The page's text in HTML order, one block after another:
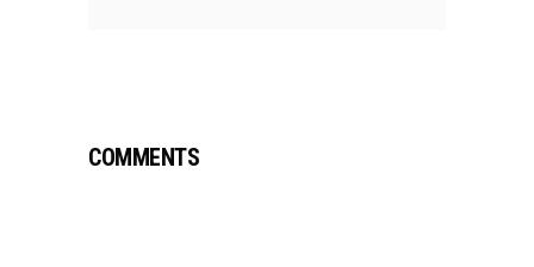
COMMENTS